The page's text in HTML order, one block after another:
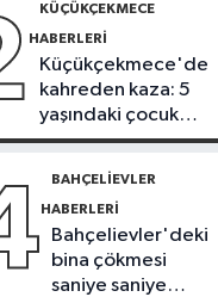
taşınıyor
KÜÇÜKÇEKMECE
HABERLERI
Küçükçekmece'de
kahreden kaza: 5
yaşındaki çocuk
yoğun bakımda
BAHÇELIEVLER
HABERLERI
Bahçelievler'deki
bina çökmesi
saniye saniye